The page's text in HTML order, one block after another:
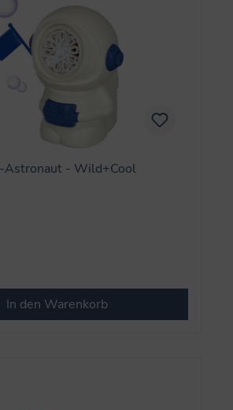
Astronaut - Wild+Cool
In den Warenkorb